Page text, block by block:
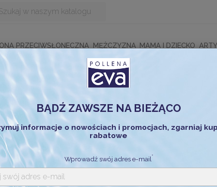
PRZECIWSŁONECZNA MĘŻCZYZNA MAMA I DZIECKO
BĄDŹ ZAWSZE NA BIEŻĄCO
informacje o nowościach i promocjach, zgarniaj
rabatowe
Wprowadź swój adres e-mail *